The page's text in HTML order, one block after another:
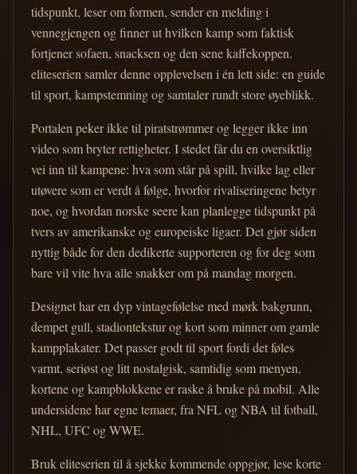
tidspunkt, leser om formen, sender en melding i
vennegjengen og finner ut hvilken kamp som faktisk
fortjener sofaen, snacksen og den sene kaffekoppen.
eliteserien samler denne opplevelsen i én lett side: en guide
til sport, kampstemning og samtaler rundt store øyeblikk.
Portalen peker ikke til piratstrømmer og legger ikke inn
video som bryter rettigheter. I stedet får du en oversiktlig
vei inn til kampene: hva som står på spill, hvilke lag eller
utøvere som er verdt å følge, hvorfor rivaliseringene betyr
noe, og hvordan norske seere kan planlegge tidspunkt på
tvers av amerikanske og europeiske ligaer. Det gjør siden
nyttig både for den dedikerte supporteren og for deg som
bare vil vite hva alle snakker om på mandag morgen.
Designet har en dyp vintagefølelse med mørk bakgrunn,
dempet gull, stadiontekstur og kort som minner om gamle
kampplakater. Det passer godt til sport fordi det føles
varmt, seriøst og litt nostalgisk, samtidig som menyen,
kortene og kampblokkene er raske å bruke på mobil. Alle
undersidene har egne temaer, fra NFL og NBA til fotball,
NHL, UFC og WWE.
Bruk eliteserien til å sjekke kommende oppgjør, lese korte